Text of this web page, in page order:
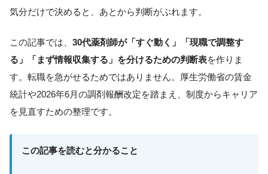
気分だけで決めると、あとから判断がぶれます。
この記事では、 30代薬剤師が「すぐ動く」「現職で調整す
る」「まず情報収集する」を分けるための判断表を作りま
す。転職を急がせるためではありません。厚生労働省の賃金
統計や2026年6月の調剤報酬改定を踏まえ、制度からキャリア
を見直すための整理です。
この記事を読むと分かること